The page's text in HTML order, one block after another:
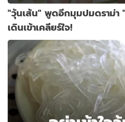
"วุ้นเส้น" พูดอีกมุมปมดราม่า "
เดินเข้าเคลียร์ใจ!